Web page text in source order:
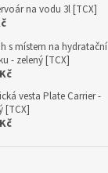
na vodu 3l [TCX]
s místem na hydratační
- zelený [TCX]
vesta Plate Carrier -
[TCX]